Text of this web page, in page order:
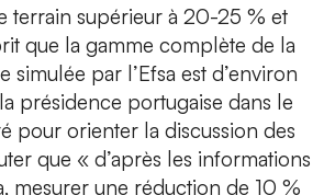
terrain supérieur à 20-25 % et
que la gamme complète de la
simulée par l’Efsa est d’environ
présidence portugaise dans le
pour orienter la discussion des
que « d’après les informations
mesurer une réduction de 10 %